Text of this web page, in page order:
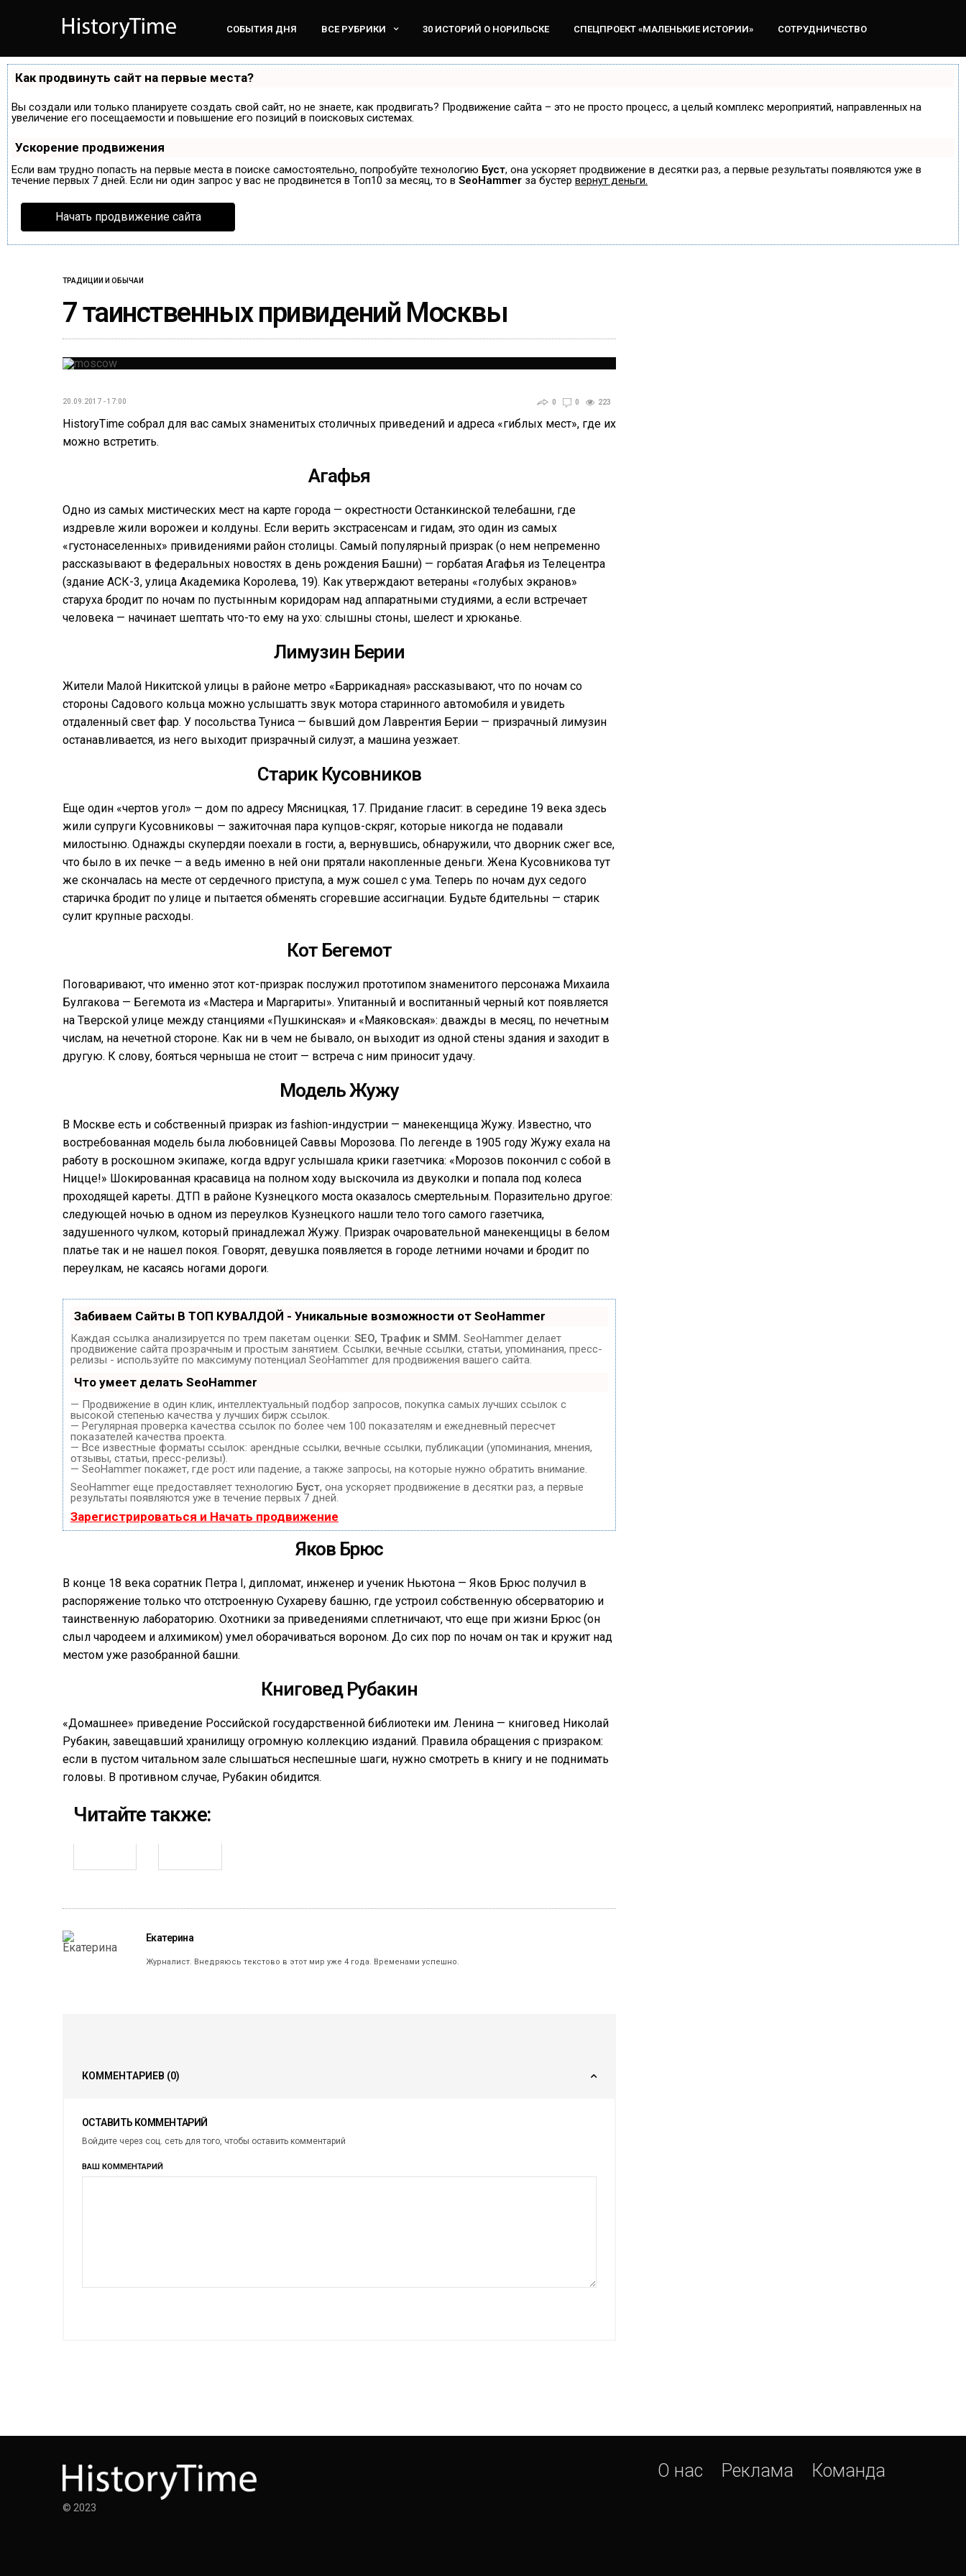
СОБЫТИЯ ДНЯ ВСЕ РУБРИКИ 30 ИСТОРИЙ О НОРИЛЬСКЕ СПЕЦПРОЕКТ «МАЛЕНЬКИЕ ИСТОРИИ» СОТРУДНИЧЕСТВО
Как продвинуть сайт на первые места?
Вы создали или только планируете создать свой сайт, но не знаете, как продвигать? Продвижение сайта – это не просто процесс, а целый комплекс мероприятий, направленных на
увеличение его посещаемости и повышение его позиций в поисковых системах.
Ускорение продвижения
Если вам трудно попасть на первые места в поиске самостоятельно, попробуйте технологию Буст, она ускоряет продвижение в десятки раз, а первые результаты появляются уже в
течение первых 7 дней. Если ни один запрос у вас не продвинется в Топ10 за месяц, то в SeoHammer за бустер вернут деньги.
Начать продвижение сайта
ТРАДИЦИИ И ОБЫЧАИ
7 таинственных привидений Москвы
20.09.2017 - 17:00 0 0 223
HistoryTime собрал для вас самых знаменитых столичных приведений и адреса «гиблых мест», где их
можно встретить.
Агафья
Одно из самых мистических мест на карте города — окрестности Останкинской телебашни, где
издревле жили ворожеи и колдуны. Если верить экстрасенсам и гидам, это один из самых
«густонаселенных» привидениями район столицы. Самый популярный призрак (о нем непременно
рассказывают в федеральных новостях в день рождения Башни) — горбатая Агафья из Телецентра
(здание АСК-3, улица Академика Королева, 19). Как утверждают ветераны «голубых экранов»
старуха бродит по ночам по пустынным коридорам над аппаратными студиями, а если встречает
человека — начинает шептать что-то ему на ухо: слышны стоны, шелест и хрюканье.
Лимузин Берии
Жители Малой Никитской улицы в районе метро «Баррикадная» рассказывают, что по ночам со
стороны Садового кольца можно услышатть звук мотора старинного автомобиля и увидеть
отдаленный свет фар. У посольства Туниса — бывший дом Лаврентия Берии — призрачный лимузин
останавливается, из него выходит призрачный силуэт, а машина уезжает.
Старик Кусовников
Еще один «чертов угол» — дом по адресу Мясницкая, 17. Придание гласит: в середине 19 века здесь
жили супруги Кусовниковы — зажиточная пара купцов-скряг, которые никогда не подавали
милостыню. Однажды скупердяи поехали в гости, а, вернувшись, обнаружили, что дворник сжег все,
что было в их печке — а ведь именно в ней они прятали накопленные деньги. Жена Кусовникова тут
же скончалась на месте от сердечного приступа, а муж сошел с ума. Теперь по ночам дух седого
старичка бродит по улице и пытается обменять сгоревшие ассигнации. Будьте бдительны — старик
сулит крупные расходы.
Кот Бегемот
Поговаривают, что именно этот кот-призрак послужил прототипом знаменитого персонажа Михаила
Булгакова — Бегемота из «Мастера и Маргариты». Упитанный и воспитанный черный кот появляется
на Тверской улице между станциями «Пушкинская» и «Маяковская»: дважды в месяц, по нечетным
числам, на нечетной стороне. Как ни в чем не бывало, он выходит из одной стены здания и заходит в
другую. К слову, бояться черныша не стоит — встреча с ним приносит удачу.
Модель Жужу
В Москве есть и собственный призрак из fashion-индустрии — манекенщица Жужу. Известно, что
востребованная модель была любовницей Саввы Морозова. По легенде в 1905 году Жужу ехала на
работу в роскошном экипаже, когда вдруг услышала крики газетчика: «Морозов покончил с собой в
Ницце!» Шокированная красавица на полном ходу выскочила из двуколки и попала под колеса
проходящей кареты. ДТП в районе Кузнецкого моста оказалось смертельным. Поразительно другое:
следующей ночью в одном из переулков Кузнецкого нашли тело того самого газетчика,
задушенного чулком, который принадлежал Жужу. Призрак очаровательной манекенщицы в белом
платье так и не нашел покоя. Говорят, девушка появляется в городе летними ночами и бродит по
переулкам, не касаясь ногами дороги.
Забиваем Сайты В ТОП КУВАЛДОЙ - Уникальные возможности от SeoHammer
Каждая ссылка анализируется по трем пакетам оценки: SEO, Трафик и SMM. SeoHammer делает
продвижение сайта прозрачным и простым занятием. Ссылки, вечные ссылки, статьи, упоминания, пресс-
релизы - используйте по максимуму потенциал SeoHammer для продвижения вашего сайта.
Что умеет делать SeoHammer
— Продвижение в один клик, интеллектуальный подбор запросов, покупка самых лучших ссылок с
высокой степенью качества у лучших бирж ссылок.
— Регулярная проверка качества ссылок по более чем 100 показателям и ежедневный пересчет
показателей качества проекта.
— Все известные форматы ссылок: арендные ссылки, вечные ссылки, публикации (упоминания, мнения,
отзывы, статьи, пресс-релизы).
— SeoHammer покажет, где рост или падение, а также запросы, на которые нужно обратить внимание.
SeoHammer еще предоставляет технологию Буст, она ускоряет продвижение в десятки раз, а первые
результаты появляются уже в течение первых 7 дней.
Зарегистрироваться и Начать продвижение
Яков Брюс
В конце 18 века соратник Петра I, дипломат, инженер и ученик Ньютона — Яков Брюс получил в
распоряжение только что отстроенную Сухареву башню, где устроил собственную обсерваторию и
таинственную лабораторию. Охотники за приведениями сплетничают, что еще при жизни Брюс (он
слыл чародеем и алхимиком) умел оборачиваться вороном. До сих пор по ночам он так и кружит над
местом уже разобранной башни.
Книговед Рубакин
«Домашнее» приведение Российской государственной библиотеки им. Ленина — книговед Николай
Рубакин, завещавший хранилищу огромную коллекцию изданий. Правила обращения с призраком:
если в пустом читальном зале слышаться неспешные шаги, нужно смотреть в книгу и не поднимать
головы. В противном случае, Рубакин обидится.
Читайте также:
Екатерина
Журналист. Внедряюсь текстово в этот мир уже 4 года. Временами успешно.
КОММЕНТАРИЕВ (0)
ОСТАВИТЬ КОММЕНТАРИЙ
Войдите через соц. сеть для того, чтобы оставить комментарий
ВАШ КОММЕНТАРИЙ
© 2023
О нас Реклама Команда